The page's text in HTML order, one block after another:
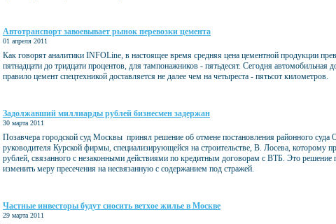
Автотранспорт завоевывает рынок перевозки цемента
01 апреля 2011
Как говорят аналитики INFOLine, в настоящее время средняя цена цементной продукции
пятнадцати до тридцати процентов, для тампонажников - пятьдесят. Сегодня автомобильная
правило цемент спецтехникой доставляется не далее чем на четыреста - пятьсот километров.
Задолжавший миллиарды рублей бизнесмен задержан
30 марта 2011
Позавчера городской суд Москвы принял решение об отмене постановления районного
руководителя Курской фирмы, специализирующейся на строительстве, В. Лосева, которому
рублей, связанного с незаконными действиями по кредитным договорам с ВТБ. Это
изменить меру пресечения на несвязанную с содержанием под стражей.
Частные инвесторы будут сносить ветхое жилье в Москве
29 марта 2011